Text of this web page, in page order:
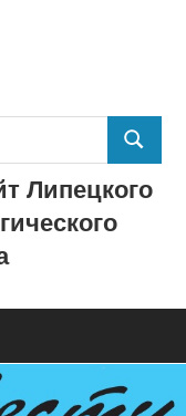
ПОИСК
Липецкого